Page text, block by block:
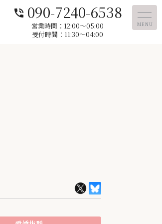
phone_in_talk 090-7240-6538
営業時間：12:00〜05:00
受付時間：11:30～04:00
MENU